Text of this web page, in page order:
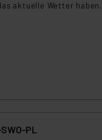
aktuelle Wetter haben.
PL